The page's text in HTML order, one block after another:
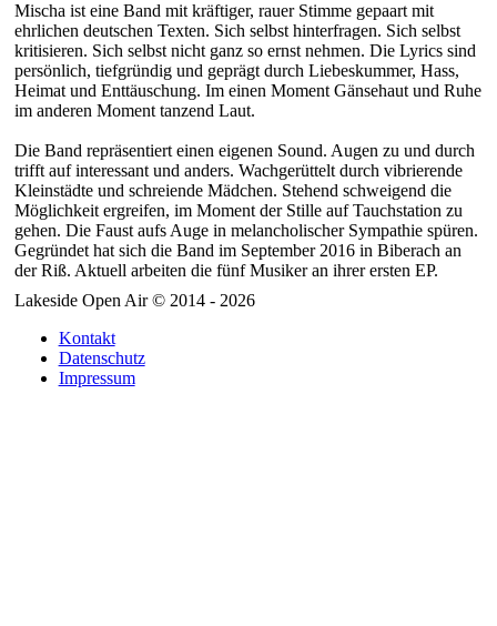
Mischa ist eine Band mit kräftiger, rauer Stimme gepaart mit
ehrlichen deutschen Texten. Sich selbst hinterfragen. Sich selbst
kritisieren. Sich selbst nicht ganz so ernst nehmen. Die Lyrics sind
persönlich, tiefgründig und geprägt durch Liebeskummer, Hass,
Heimat und Enttäuschung. Im einen Moment Gänsehaut und Ruhe
im anderen Moment tanzend Laut.
Die Band repräsentiert einen eigenen Sound. Augen zu und durch
trifft auf interessant und anders. Wachgerüttelt durch vibrierende
Kleinstädte und schreiende Mädchen. Stehend schweigend die
Möglichkeit ergreifen, im Moment der Stille auf Tauchstation zu
gehen. Die Faust aufs Auge in melancholischer Sympathie spüren.
Gegründet hat sich die Band im September 2016 in Biberach an
der Riß. Aktuell arbeiten die fünf Musiker an ihrer ersten EP.
Lakeside Open Air © 2014 - 2026
Kontakt
Datenschutz
Impressum